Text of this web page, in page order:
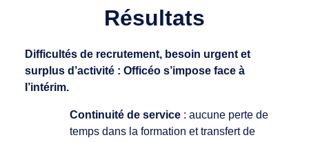
Résultats
Difficultés de recrutement, besoin urgent et
surplus d’activité : Officéo s’impose face à
I’intérim.
Continuité de service: aucune perte de
temps dans la formation et transfert de